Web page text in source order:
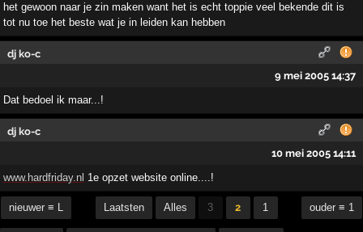
het gewoon naar je zin maken want het is echt toppie veel bekende dit is
tot nu toe het beste wat je in leiden kan hebben
dj ko-c
9 mei 2005 14:37
Dat bedoel ik maar...!
dj ko-c
10 mei 2005 14:11
www.hardfriday.nl 1e opzet website online....!
nieuwer ≡ L Laatsten Alles 3 2 1 ouder ≡ 1